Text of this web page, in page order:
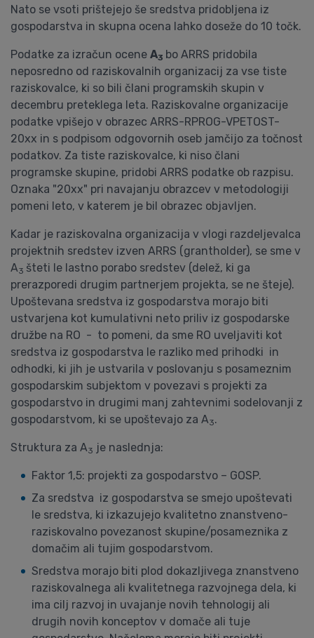
Nato se vsoti prištejejo še sredstva pridobljena iz
gospodarstva in skupna ocena lahko doseže do 10 točk.
Podatke za izračun ocene A3 bo ARRS pridobila
neposredno od raziskovalnih organizacij za vse tiste
raziskovalce, ki so bili člani programskih skupin v
decembru preteklega leta. Raziskovalne organizacije
podatke vpišejo v obrazec ARRS-RPROG-VPETOST-
20xx in s podpisom odgovornih oseb jamčijo za točnost
podatkov. Za tiste raziskovalce, ki niso člani
programske skupine, pridobi ARRS podatke ob razpisu.
Oznaka "20xx" pri navajanju obrazcev v metodologiji
pomeni leto, v katerem je bil obrazec objavljen.
Kadar je raziskovalna organizacija v vlogi razdeljevalca
projektnih sredstev izven ARRS (grantholder), se sme v
A3 šteti le lastno porabo sredstev (delež, ki ga
prerazporedi drugim partnerjem projekta, se ne šteje).
Upoštevana sredstva iz gospodarstva morajo biti
ustvarjena kot kumulativni neto priliv iz gospodarske
družbe na RO - to pomeni, da sme RO uveljaviti kot
sredstva iz gospodarstva le razliko med prihodki in
odhodki, ki jih je ustvarila v poslovanju s posameznim
gospodarskim subjektom v povezavi s projekti za
gospodarstvo in drugimi manj zahtevnimi sodelovanji z
gospodarstvom, ki se upoštevajo za A3.
Struktura za A3 je naslednja:
Faktor 1,5: projekti za gospodarstvo – GOSP.
Za sredstva iz gospodarstva se smejo upoštevati
le sredstva, ki izkazujejo kvalitetno znanstveno-
raziskovalno povezanost skupine/posameznika z
domačim ali tujim gospodarstvom.
Sredstva morajo biti plod dokazljivega znanstveno
raziskovalnega ali kvalitetnega razvojnega dela, ki
ima cilj razvoj in uvajanje novih tehnologij ali
drugih novih konceptov v domače ali tuje